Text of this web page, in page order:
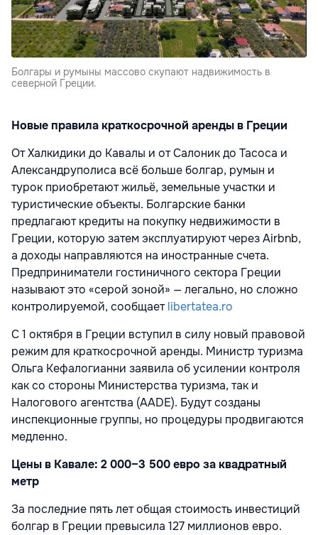
Болгары и румыны массово скупают надвижимость в
северной Греции.
Новые правила краткосрочной аренды в Греции
От Халкидики до Кавалы и от Салоник до Тасоса и
Александруполиса всё больше болгар, румын и
турок приобретают жильё, земельные участки и
туристические объекты. Болгарские банки
предлагают кредиты на покупку недвижимости в
Греции, которую затем эксплуатируют через Airbnb,
а доходы направляются на иностранные счета.
Предприниматели гостиничного сектора Греции
называют это «серой зоной» — легально, но сложно
контролируемой, сообщаетlibertatea.ro
С 1 октября в Греции вступил в силу новый правовой
режим для краткосрочной аренды. Министр туризма
Ольга Кефалогианни заявила об усилении контроля
как со стороны Министерства туризма, так и
Налогового агентства (AADE). Будут созданы
инспекционные группы, но процедуры продвигаются
медленно.
Цены в Кавале: 2 000–3 500 евро за квадратный
метр
За последние пять лет общая стоимость инвестиций
болгар в Греции превысила 127 миллионов евро.